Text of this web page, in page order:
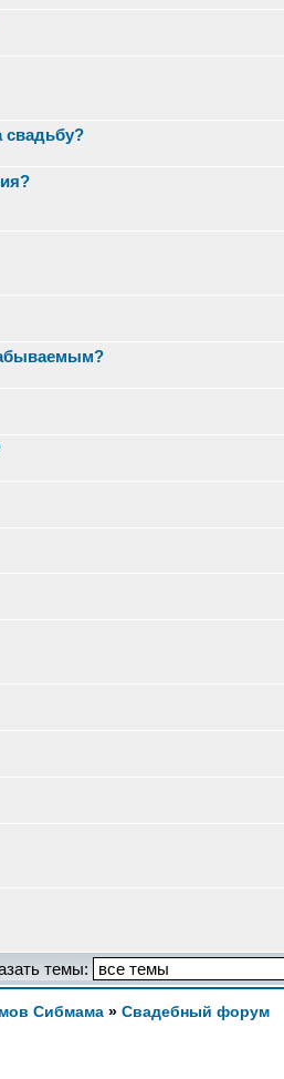
темы:
Сибмама » Свадебный форум